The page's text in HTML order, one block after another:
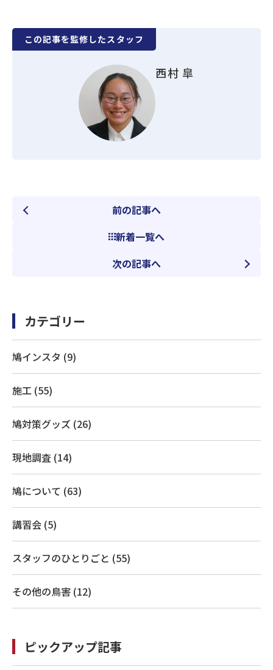
この記事を監修したスタッフ
西村 皐
前の記事へ
新着一覧へ
次の記事へ
カテゴリー
鳩インスタ (9)
施工 (55)
鳩対策グッズ (26)
現地調査 (14)
鳩について (63)
講習会 (5)
スタッフのひとりごと (55)
その他の鳥害 (12)
ピックアップ記事